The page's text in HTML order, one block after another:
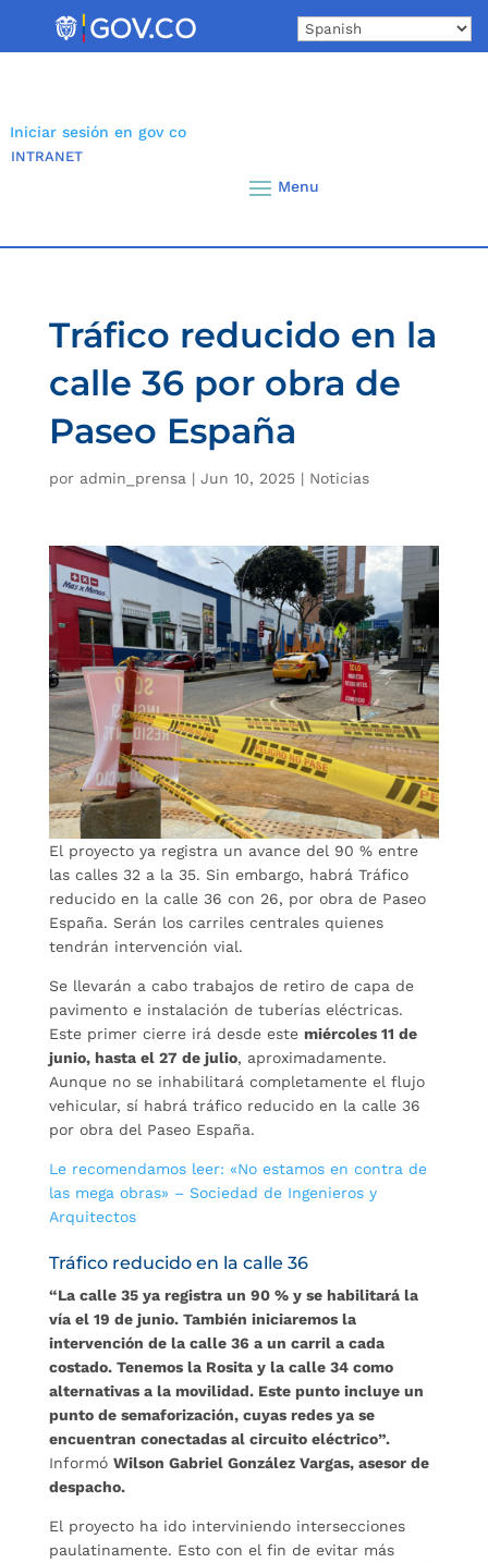
Iniciar sesión en gov co
INTRANET
Tráfico reducido en la
calle 36 por obra de
Paseo España
por admin_prensa | Jun 10, 2025| Noticias
El proyecto ya registra un avance del 90 % entre
las calles 32 a la 35. Sin embargo, habrá Tráfico
reducido en la calle 36 con 26, por obra de Paseo
España. Serán los carriles centrales quienes
tendrán intervención vial.
Se llevarán a cabo trabajos de retiro de capa de
pavimento e instalación de tuberías eléctricas.
Este primer cierre irá desde este miércoles 11 de
junio, hasta el 27 de julio, aproximadamente.
Aunque no se inhabilitará completamente el flujo
vehicular, sí habrá tráfico reducido en la calle 36
por obra del Paseo España.
Le recomendamos leer: «No estamos en contra de
las mega obras» – Sociedad de Ingenieros y
Arquitectos
Tráfico reducido en la calle 36
“La calle 35 ya registra un 90 % y se habilitará la
vía el 19 de junio. También iniciaremos la
intervención de la calle 36 a un carril a cada
costado. Tenemos la Rosita y la calle 34 como
alternativas a la movilidad. Este punto incluye un
punto de semaforización, cuyas redes ya se
encuentran conectadas al circuito eléctrico”.
Informó Wilson Gabriel González Vargas, asesor de
despacho.
El proyecto ha ido interviniendo intersecciones
paulatinamente. Esto con el fin de evitar más